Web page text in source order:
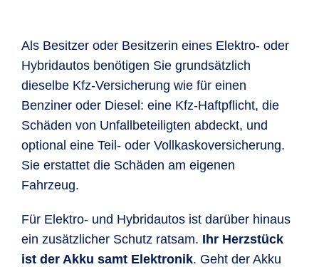
Als Besitzer oder Besitzerin eines Elektro- oder
Hybridautos benötigen Sie grundsätzlich
dieselbe Kfz-Versicherung wie für einen
Benziner oder Diesel: eine Kfz-Haftpflicht, die
Schäden von Unfallbeteiligten abdeckt, und
optional eine Teil- oder Vollkaskoversicherung.
Sie erstattet die Schäden am eigenen
Fahrzeug.
Für Elektro- und Hybridautos ist darüber hinaus
ein zusätzlicher Schutz ratsam. Ihr Herzstück
ist der Akku samt Elektronik. Geht der Akku